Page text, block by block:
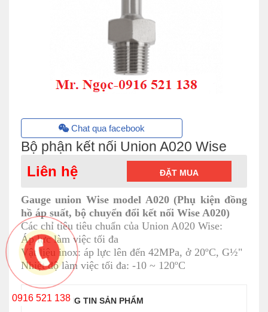
Chat qua facebook
Bộ phận kết nối Union A020 Wise
Liên hệ ĐẶT MUA
Gauge union Wise model A020 (Phụ kiện đồng
hồ áp suất, bộ chuyển đổi kết nối Wise A020)
Các chỉ tiêu tiêu chuẩn của Union A020 Wise:
Áp lực làm việc tối đa
Vật liệu inox: áp lực lên đến 42MPa, ở 20ºC, G½"
Nhiệt độ làm việc tối đa: -10 ~ 120ºC
THÔNG TIN SẢN PHẨM
0916 521 138